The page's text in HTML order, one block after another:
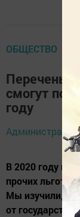
ОБЩЕСТВО
Перечень
смогут
году
Администратор,
В 2020 году
прочих льгот
Мы изучили,
от